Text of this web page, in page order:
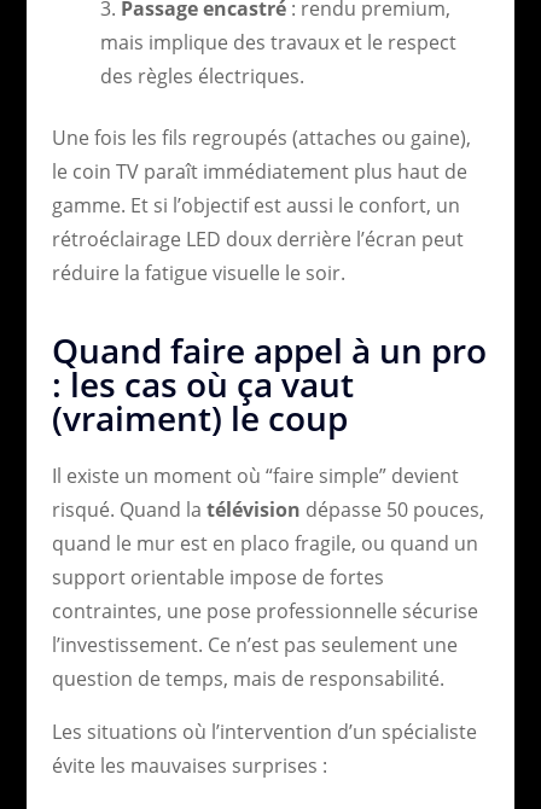
Passage encastré: rendu premium,
mais implique des travaux et le respect
des règles électriques.
Une fois les fils regroupés (attaches ou gaine),
le coin TV paraît immédiatement plus haut de
gamme. Et si l’objectif est aussi le confort, un
rétroéclairage LED doux derrière l’écran peut
réduire la fatigue visuelle le soir.
Quand faire appel à un pro
: les cas où ça vaut
(vraiment) le coup
Il existe un moment où “faire simple” devient
risqué. Quand la télévision dépasse 50 pouces,
quand le mur est en placo fragile, ou quand un
support orientable impose de fortes
contraintes, une pose professionnelle sécurise
l’investissement. Ce n’est pas seulement une
question de temps, mais de responsabilité.
Les situations où l’intervention d’un spécialiste
évite les mauvaises surprises :